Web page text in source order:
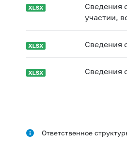
Сведения
участии,
Сведения
Сведения
Ответственное